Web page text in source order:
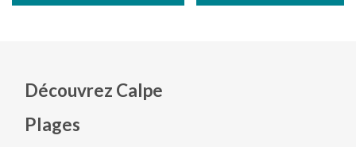
Découvrez Calpe
Plages